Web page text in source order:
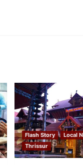
Flash Story
Local
Thrissur